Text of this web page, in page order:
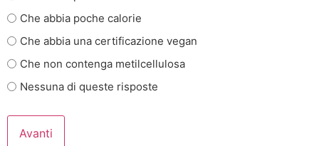
Che abbia poche calorie
Che abbia una certificazione vegan
Che non contenga metilcellulosa
Nessuna di queste risposte